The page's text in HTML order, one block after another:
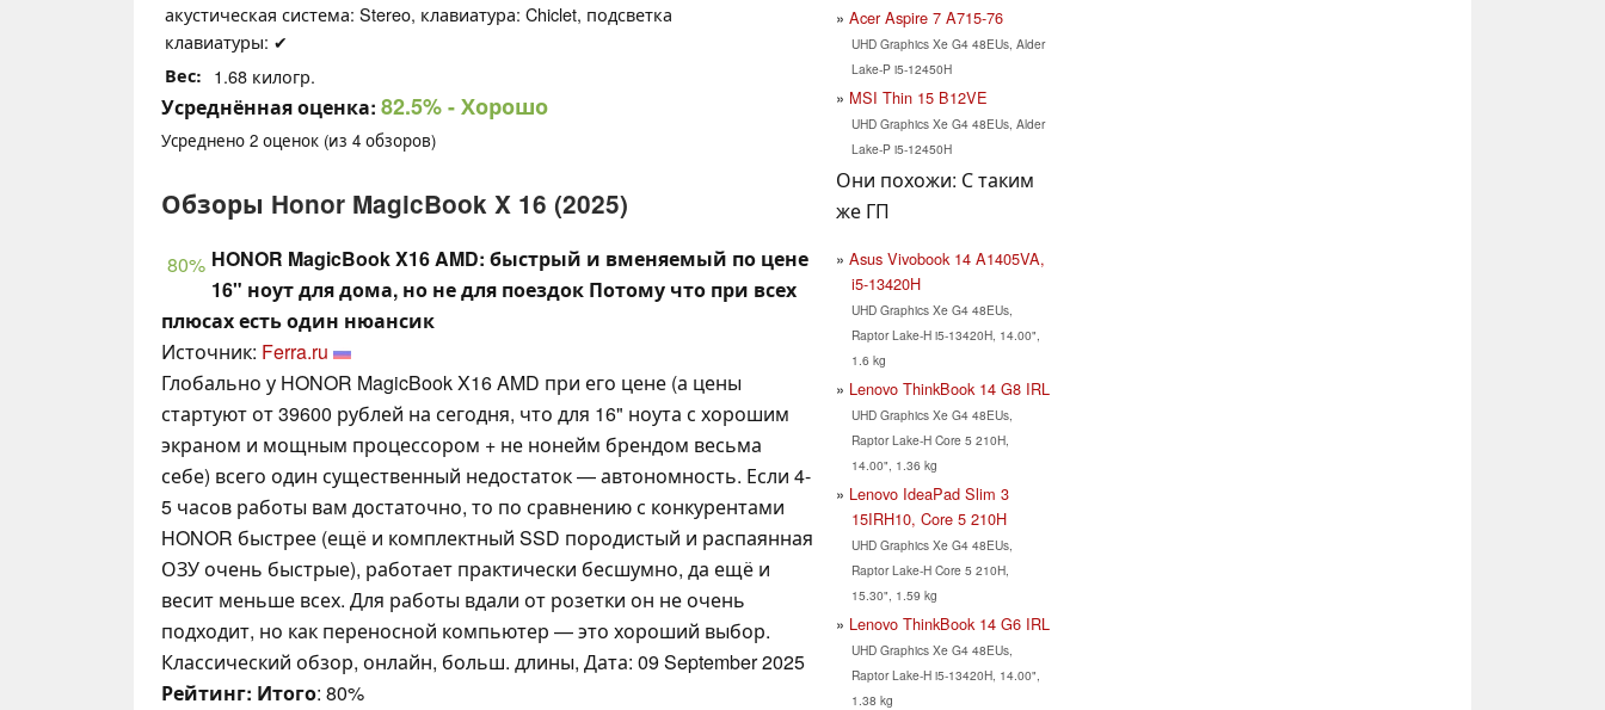
акустическая система: Stereo, клавиатура: Chiclet, подсветка
клавиатуры: ✔
Вес 1.68 килогр.
Усреднённая оценка: 82.5%- Хорошо
Усреднено 2 оценок (из 4 обзоров)
Обзоры Honor MagicBook X 16 (2025)
80% HONOR MagicBook X16 AMD: быстрый и вменяемый по цене
16" ноут для дома, но не для поездок Потому что при всех
плюсах есть один нюансик
Источник: Ferra.ru
Глобально у HONOR MagicBook X16 AMD при его цене (а цены
стартуют от 39600 рублей на сегодня, что для 16" ноута с хорошим
экраном и мощным процессором + не нонейм брендом весьма
себе) всего один существенный недостаток — автономность. Если 4-
5 часов работы вам достаточно, то по сравнению с конкурентами
HONOR быстрее (ещё и комплектный SSD породистый и распаянная
ОЗУ очень быстрые), работает практически бесшумно, да ещё и
весит меньше всех. Для работы вдали от розетки он не очень
подходит, но как переносной компьютер — это хороший выбор.
Классический обзор, онлайн, больш. длины, Дата: 09 September 2025
Рейтинг: Итого: 80%
Acer Aspire 7 A715-76
UHD Graphics Xe G4 48EUs, Alder
Lake-P i5-12450H
MSI Thin 15 B12VE
UHD Graphics Xe G4 48EUs, Alder
Lake-P i5-12450H
Они похожи: С таким
же ГП
Asus Vivobook 14 A1405VA,
i5-13420H
UHD Graphics Xe G4 48EUs,
Raptor Lake-H i5-13420H, 14.00",
1.6 kg
Lenovo ThinkBook 14 G8 IRL
UHD Graphics Xe G4 48EUs,
Raptor Lake-H Core 5 210H,
14.00", 1.36 kg
Lenovo IdeaPad Slim 3
15IRH10, Core 5 210H
UHD Graphics Xe G4 48EUs,
Raptor Lake-H Core 5 210H,
15.30", 1.59 kg
Lenovo ThinkBook 14 G6 IRL
UHD Graphics Xe G4 48EUs,
Raptor Lake-H i5-13420H, 14.00",
1.38 kg